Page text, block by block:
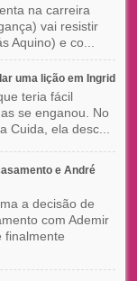
na carreira
vai resistir
Aquino) e co...
uma lição em Ingrid
teria fácil
se enganou. No
Cuida, ela desc...
e André
a decisão de
com Ademir
finalmente